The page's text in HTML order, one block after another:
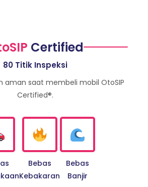
Certified
80 Titik Inspeksi
aman saat membeli mobil OtoSIP
Certified®.
Bebas
Kebakaran
Bebas
Banjir